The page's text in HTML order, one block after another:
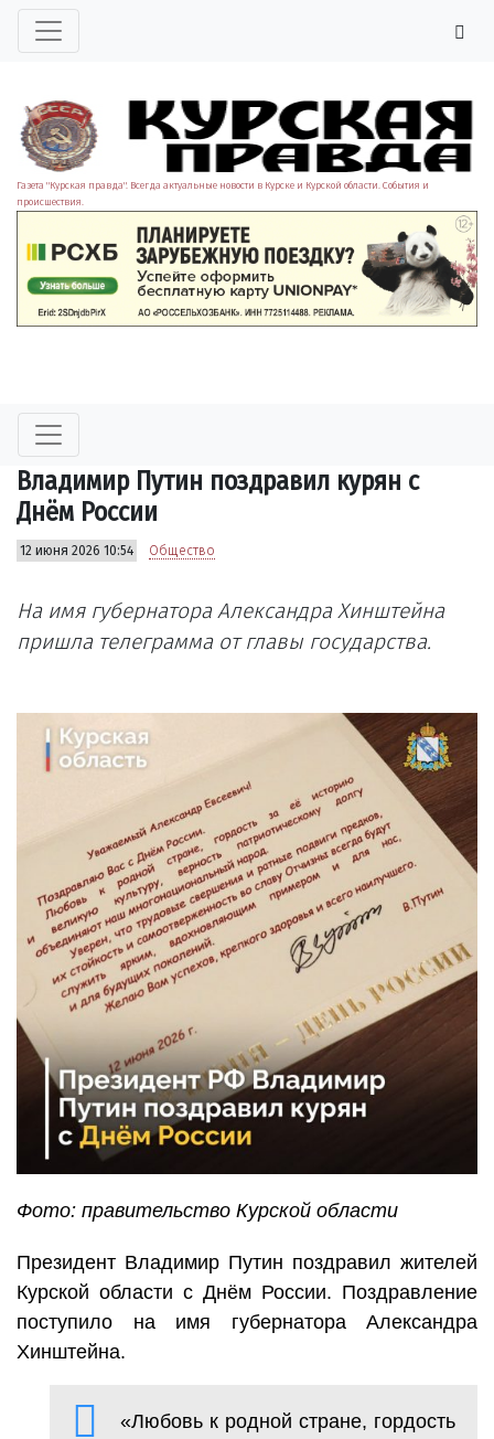
Газета "Курская правда". Всегда актуальные новости в Курске и Курской области. События и
происшествия.
Владимир Путин поздравил курян с
Днём России
12 июня 2026 10:54 Общество
На имя губернатора Александра Хинштейна
пришла телеграмма от главы государства.
Фото: правительство Курской области
Президент Владимир Путин поздравил жителей
Курской области с Днём России. Поздравление
поступило на имя губернатора Александра
Хинштейна.
«Любовь к родной стране, гордость